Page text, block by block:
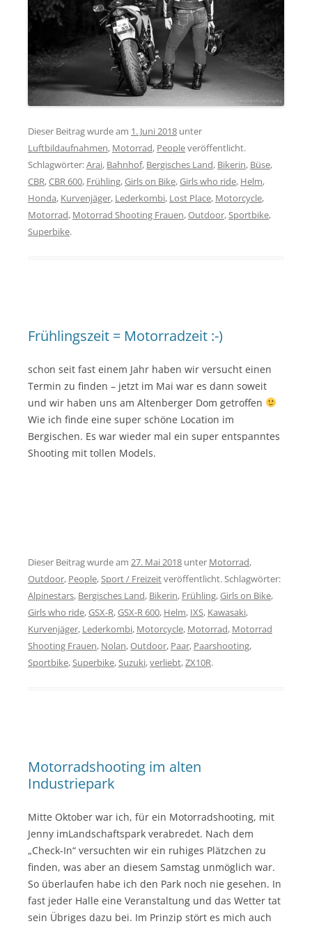
Dieser Beitrag wurde am 1. Juni 2018unter
Luftbildaufnahmen, Motorrad, Peopleveröffentlicht.
Schlagwörter:Arai, Bahnhof, Bergisches Land, Bikerin, Büse,
CBR,CBR 600, Frühling,Girls on Bike,Girls who ride, Helm,
Honda, Kurvenjäger, Lederkombi, Lost Place, Motorcycle,
Motorrad, Motorrad Shooting Frauen,Outdoor,Sportbike,
Superbike.
Frühlingszeit = Motorradzeit :-)
schon seit fast einem Jahr haben wir versucht einen
Termin zu finden – jetzt im Mai war es dann soweit
und wir haben uns am Altenberger Dom getroffen
Wie ich finde eine super schöne Location im
Bergischen. Es war wieder mal ein super entspanntes
Shooting mit tollen Models.
Dieser Beitrag wurde am 27. Mai 2018unter Motorrad,
Outdoor, People,Sport / Freizeitveröffentlicht. Schlagwörter:
Alpinestars, Bergisches Land, Bikerin, Frühling,Girls on Bike,
Girls who ride,GSX-R,GSX-R 600, Helm, IXS, Kawasaki,
Kurvenjäger, Lederkombi, Motorcycle, Motorrad, Motorrad
Shooting Frauen, Nolan,Outdoor, Paar, Paarshooting,
Sportbike,Superbike,Suzuki,verliebt,ZX10R.
Motorradshooting im alten
Industriepark
Mitte Oktober war ich, für ein Motorradshooting, mit
Jenny imLandschaftspark verabredet. Nach dem
„Check-In“ versuchten wir ein ruhiges Plätzchen zu
finden, was aber an diesem Samstag unmöglich war.
So überlaufen habe ich den Park noch nie gesehen. In
fast jeder Halle eine Veranstaltung und das Wetter tat
sein Übriges dazu bei. Im Prinzip stört es mich auch